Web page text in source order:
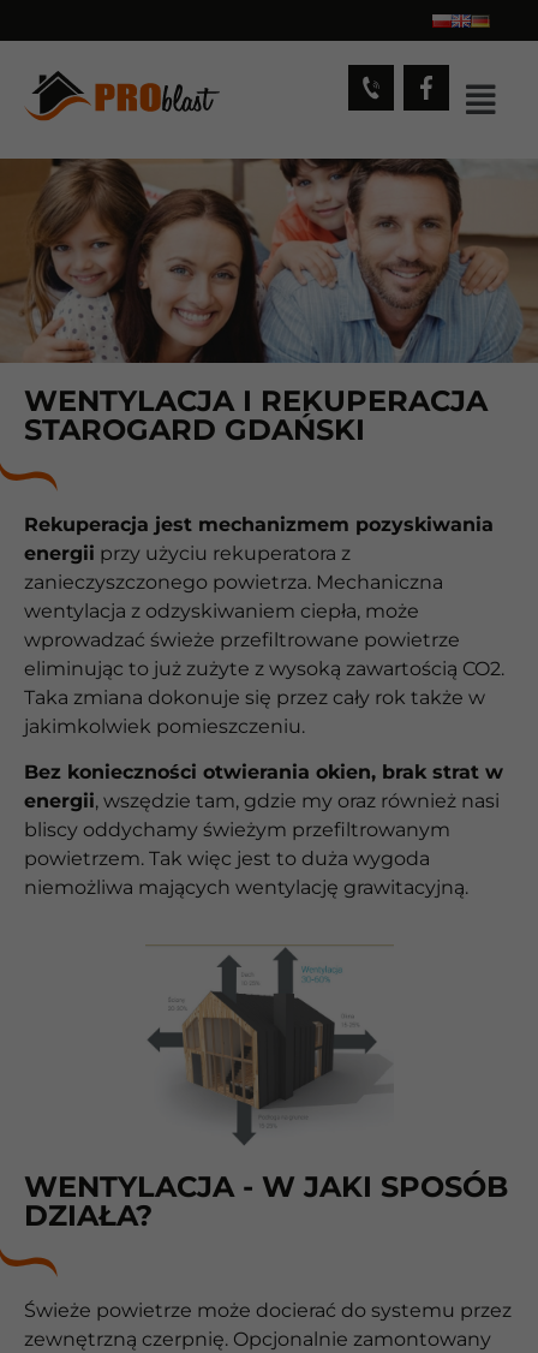
WENTYLACJA I REKUPERACJA
STAROGARD GDAŃSKI
Rekuperacja jest mechanizmem pozyskiwania
energii przy użyciu rekuperatora z
zanieczyszczonego powietrza. Mechaniczna
wentylacja z odzyskiwaniem ciepła, może
wprowadzać świeże przefiltrowane powietrze
eliminując to już zużyte z wysoką zawartością CO2.
Taka zmiana dokonuje się przez cały rok także w
jakimkolwiek pomieszczeniu.
Bez konieczności otwierania okien, brak strat w
energii, wszędzie tam, gdzie my oraz również nasi
bliscy oddychamy świeżym przefiltrowanym
powietrzem. Tak więc jest to duża wygoda
niemożliwa mających wentylację grawitacyjną.
WENTYLACJA - W JAKI SPOSÓB
DZIAŁA?
Świeże powietrze może docierać do systemu przez
zewnętrzną czerpnię. Opcjonalnie zamontowany